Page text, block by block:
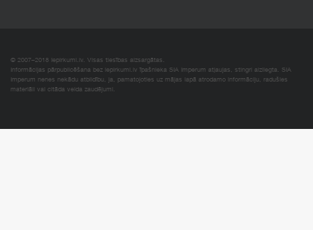
© 2007–2018 Iepirkumi.lv. Visas tiesības aizsargātas.
Informācijas pārpublicēšana bez iepirkumi.lv īpašnieka SIA Imperum atļaujas, stingri aizliegta. SIA
Imperum nenes nekādu atbildību, ja, pamatojoties uz mājas lapā atrodamo informāciju, radušies
materiāli vai citāda veida zaudējumi.